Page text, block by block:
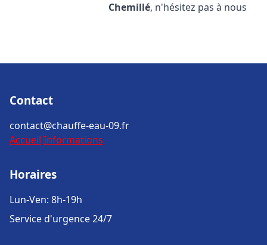
Chemillé, n'hésitez pas à nous
Contact
contact@chauffe-eau-09.fr
Accueil Informations
Horaires
Lun-Ven: 8h-19h
Service d'urgence 24/7